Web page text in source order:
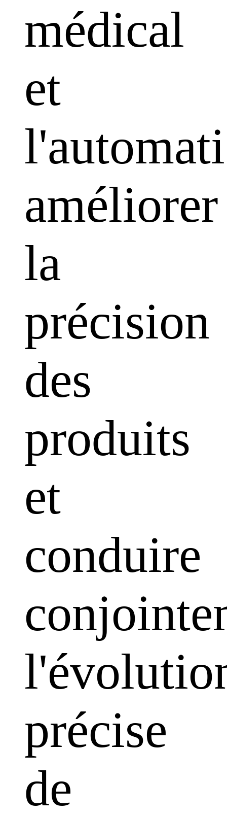
médical
et
améliorer
la
précision
des
produits
et
conduire
précise
de